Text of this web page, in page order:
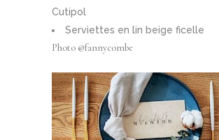
Cutipol
Serviettes en lin beige ficelle
Photo @fannycombe